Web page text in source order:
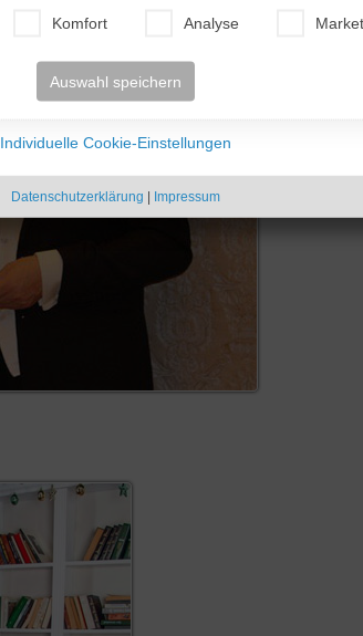
Komfort Analyse
Auswahl speichern
Individuelle Cookie-Einstellungen
Datenschutzerklärung | Impressum